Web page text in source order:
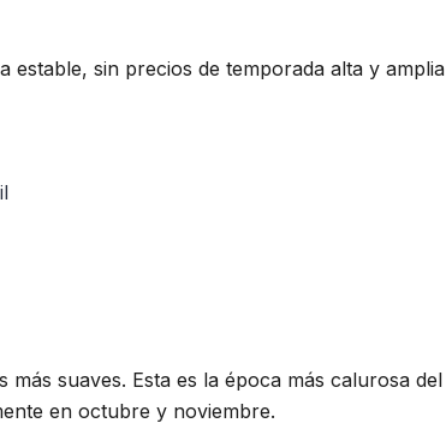
estable, sin precios de temporada alta y amplia
suaves. Esta es la época más calurosa del
en octubre y noviembre.